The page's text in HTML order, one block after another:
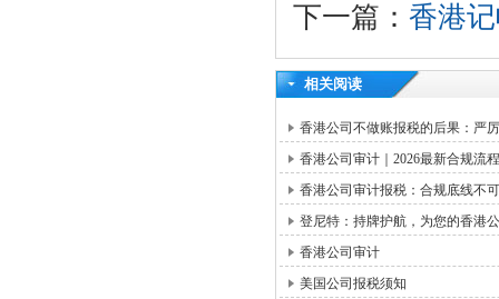
下一篇： 香港
相关阅读
香港公司不做账报税的后果：严
香港公司审计｜2026最新合规流
香港公司审计报税：合规底线不
登尼特：持牌护航，为您的香港
香港公司审计
美国公司报税须知